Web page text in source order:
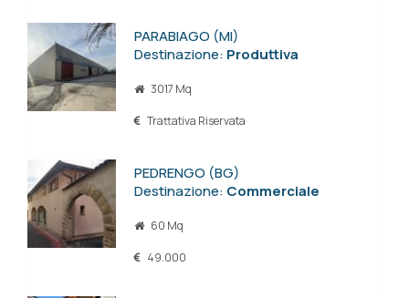
PARABIAGO (MI)
Destinazione: Produttiva
3017 Mq
Trattativa Riservata
PEDRENGO (BG)
Destinazione: Commerciale
60 Mq
49.000